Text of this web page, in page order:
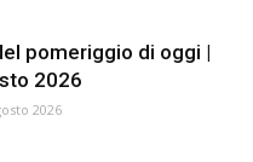
pomeriggio di oggi |
2026
2026